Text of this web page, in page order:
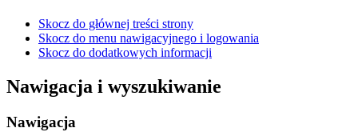
Skocz do głównej treści strony
Skocz do menu nawigacyjnego i logowania
Skocz do dodatkowych informacji
Nawigacja i wyszukiwanie
Nawigacja